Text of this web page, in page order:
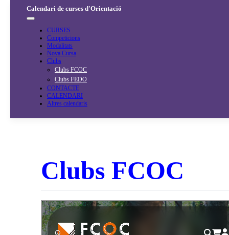
contingut
Calendari de curses d'Orientació
CURSES
Competicions
Modalitats
Nova Cursa
Clubs
Clubs FCOC
Clubs FEDO
CONTACTE
CALENDARI
Altres calendaris
Clubs FCOC